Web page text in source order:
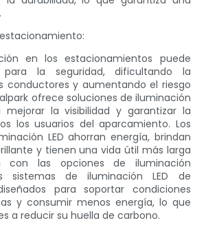
en los estacionamientos puede
para la seguridad, dificultando la
conductores y aumentando el riesgo
ofrece soluciones de iluminación
mejorar la visibilidad y garantizar la
los usuarios del aparcamiento. Los
LED ahorran energía, brindan
y tienen una vida útil más larga
con las opciones de iluminación
sistemas de iluminación LED de
para soportar condiciones
y consumir menos energía, lo que
a reducir su huella de carbono.